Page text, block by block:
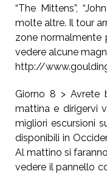
“The Mittens”,
molte altre. Il tour
zone normalmente
vedere alcune
http://
Giorno 8 > Avrete
mattina e dirigervi
migliori escursioni
disponibili in
Al mattino si
vedere il pannello